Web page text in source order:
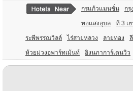
กรแก้วแมนชั่น กรุ
ทอแสงอุบล ที 3 เ
ระพีพรรณวิลล์ ไร่สายหลวง ลายทอง
ห้วยม่วงอพาร์ทเม้นท์ อิงนภาการ์เดนวิว